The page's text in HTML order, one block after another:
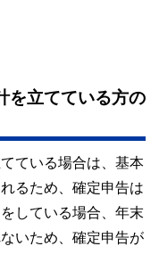
を立てている方の
ている場合は、基本
るため、確定申告は
している場合、年末
いため、確定申告が